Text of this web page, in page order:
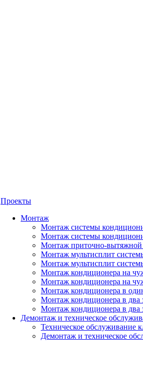
Проекты
Монтаж
Монтаж системы
Монтаж системы
Монтаж приточно-
Монтаж мультисплит
Монтаж мультисплит
Монтаж кондиционера на
Монтаж кондиционера на
Монтаж кондиционера в
Монтаж кондиционера в два
Монтаж кондиционера в два
Демонтаж и техническое
Техническое обслуживание
Демонтаж и техническое